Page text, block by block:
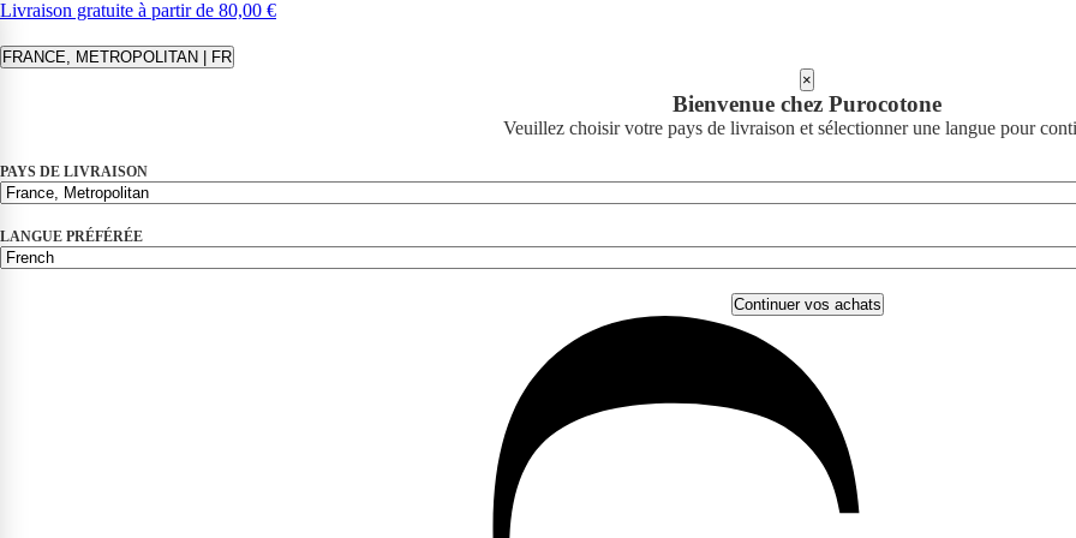
Livraison gratuite à partir de 80,00 €
FRANCE, METROPOLITAN | FR
×
Bienvenue chez Purocotone
Veuillez choisir votre pays de livraison et sélectionner une langue pour
PAYS DE LIVRAISON
LANGUE PRÉFÉRÉE
Continuer vos achats